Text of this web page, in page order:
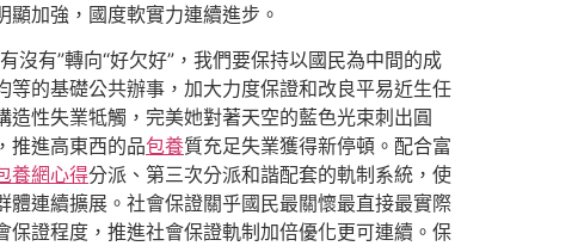
顯加強，國度軟實力連續進步。
沒有”轉向“好欠好”，我們要保持以國民為中間的成
的基礎公共辦事，加大力度保證和改良平易近生任
性失業牴觸，完美她對著天空的藍色光束刺出圓
推進高東西的品包養質充足失業獲得新停頓。配合富
養網心得分派、第三次分派和諧配套的軌制系統，使
連續擴展。社會保證關乎國民最關懷最直接最實際
證程度，推進社會保證軌制加倍優化更可連續。保